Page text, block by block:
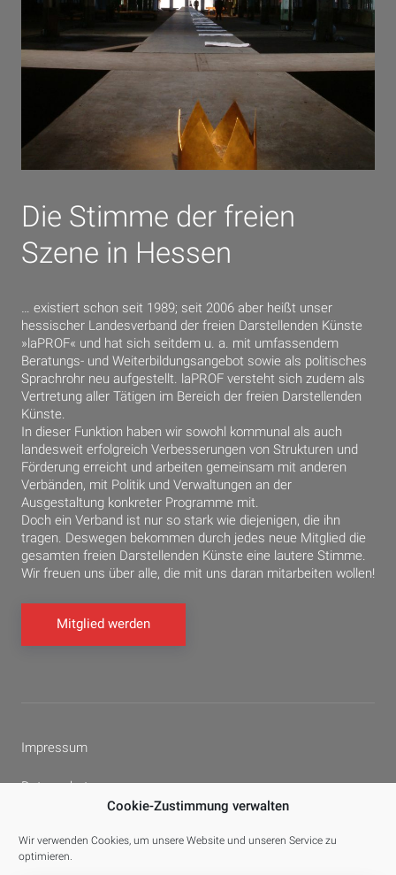
Cookie-Zustimmung verwalten
Wir verwenden Cookies, um unsere Website und unseren Service zu
optimieren.
Die Stimme der freien
Szene in Hessen
… existiert schon seit 1989; seit 2006 aber heißt unser
hessischer Landesverband der freien Darstellenden Künste
»laPROF« und hat sich seitdem u. a. mit umfassendem
Beratungs- und Weiterbildungsangebot sowie als politisches
Sprachrohr neu aufgestellt. laPROF versteht sich zudem als
Vertretung aller Tätigen im Bereich der freien Darstellenden
Künste.
In dieser Funktion haben wir sowohl kommunal als auch
landesweit erfolgreich Verbesserungen von Strukturen und
Förderung erreicht und arbeiten gemeinsam mit anderen
Verbänden, mit Politik und Verwaltungen an der
Ausgestaltung konkreter Programme mit.
Doch ein Verband ist nur so stark wie diejenigen, die ihn
tragen. Deswegen bekommen durch jedes neue Mitglied die
gesamten freien Darstellenden Künste eine lautere Stimme.
Wir freuen uns über alle, die mit uns daran mitarbeiten wollen!
Mitglied werden
Impressum
Datenschutz